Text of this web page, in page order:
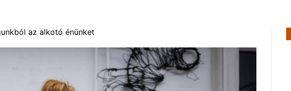
az alkotó énünket